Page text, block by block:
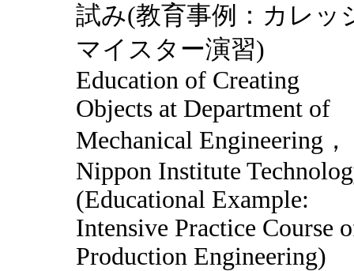
試み(教育事例：カレッ
マイスター演習)
Education of Creating
Objects at Department of
Mechanical Engineering，
Nippon Institute
(Educational Example:
Intensive Practice Course
Production Engineering)